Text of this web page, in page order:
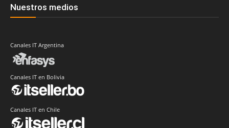
Nuestros medios
Canales IT Argentina
Canales IT en Bolivia
Canales IT en Chile